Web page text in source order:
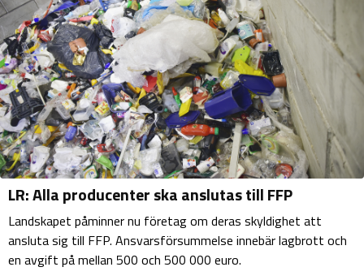
LR: Alla producenter ska anslutas till FFP
Landskapet påminner nu företag om deras skyldighet att
ansluta sig till FFP. Ansvarsförsummelse innebär lagbrott och
en avgift på mellan 500 och 500 000 euro.